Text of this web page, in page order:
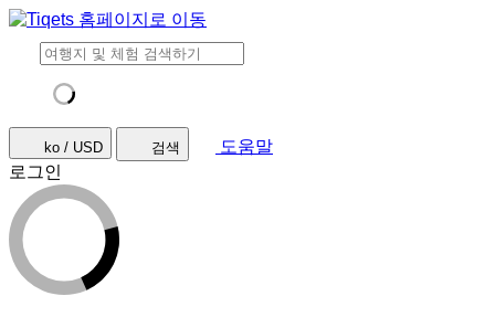
ko / USD 검색
도움말
로그인